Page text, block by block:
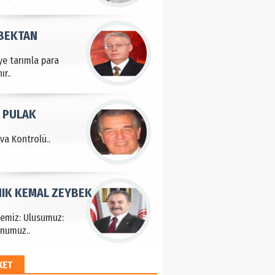
tarımla para
Kontrolü..
PULAK
Ulusumuz:
KEMAL ZEYBEK
HAYRİ PEKER